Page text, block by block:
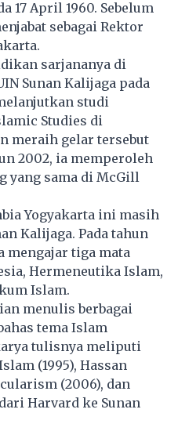
17 April 1960. Sebelum
sebagai Rektor
sarjananya di
Sunan Kalijaga pada
studi
Studies di
meraih gelar tersebut
2002, ia memperoleh
yang sama di McGill
Yogyakarta ini masih
Kalijaga. Pada tahun
mengajar tiga mata
Hermeneutika Islam,
Islam.
menulis berbagai
tema Islam
tulisnya meliputi
(1995), Hassan
(2006), dan
Harvard ke Sunan